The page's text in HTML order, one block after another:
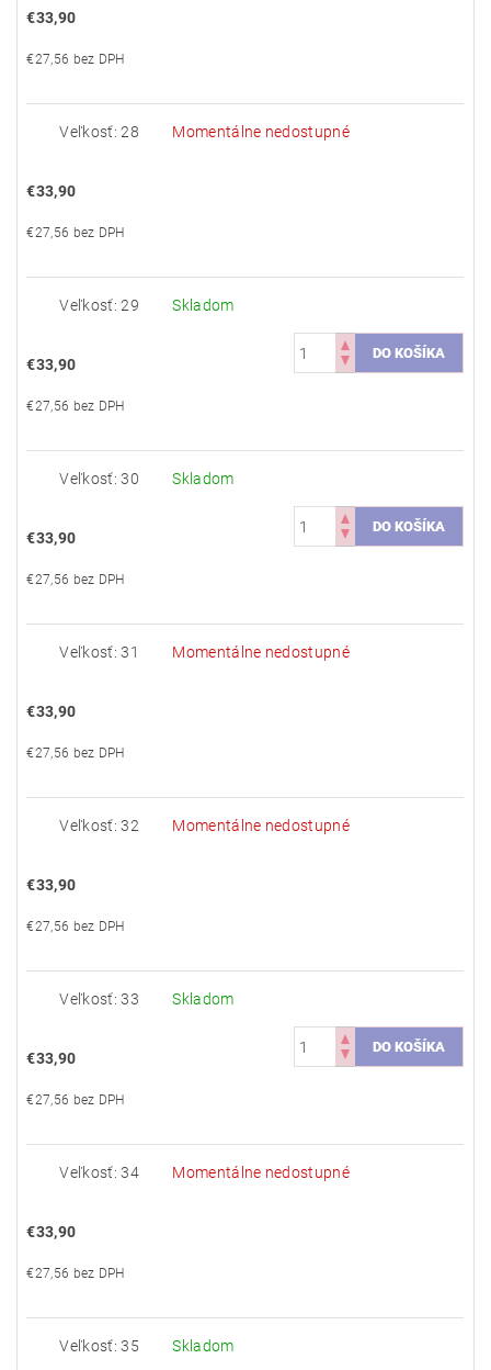
€33,90
€27,56 bez DPH
Veľkosť: 28 Momentálne nedostupné
€33,90
€27,56 bez DPH
Veľkosť: 29 Skladom
€33,90
€27,56 bez DPH
Veľkosť: 30 Skladom
€33,90
€27,56 bez DPH
Veľkosť: 31 Momentálne nedostupné
€33,90
€27,56 bez DPH
Veľkosť: 32 Momentálne nedostupné
€33,90
€27,56 bez DPH
Veľkosť: 33 Skladom
€33,90
€27,56 bez DPH
Veľkosť: 34 Momentálne nedostupné
€33,90
€27,56 bez DPH
Veľkosť: 35 Skladom